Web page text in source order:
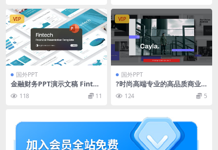
VIP
国外PPT
金融财务PPT演示文稿 Fintec
h Finance PowerPoint Tem
plate
118 11
VIP
国外PPT
?时尚高端专业的高品质商业
商务powerpoint幻灯片演示
模板（pptx）
124 5